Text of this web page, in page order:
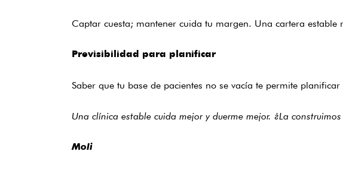
Captar cuesta; mantener cuida tu margen. Una cartera estable
Previsibilidad para planificar
Saber que tu base de pacientes no se vacía te permite
Una clínica estable cuida mejor y duerme mejor. ¿La
Moli